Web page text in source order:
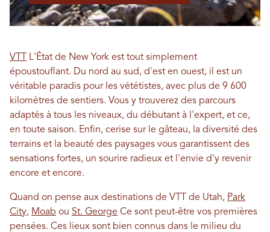
VTT
L'État de New York est tout simplement
époustouflant. Du nord au sud, d'est en ouest, il est un
véritable paradis pour les vététistes, avec plus de 9 600
kilomètres de sentiers. Vous y trouverez des parcours
adaptés à tous les niveaux, du débutant à l'expert, et ce,
en toute saison. Enfin, cerise sur le gâteau, la diversité des
terrains et la beauté des paysages vous garantissent des
sensations fortes, un sourire radieux et l'envie d'y revenir
encore et encore.
Quand on pense aux destinations de VTT de Utah, Park
City, Moab ou St. George Ce sont peut-être vos premières
pensées. Ces lieux sont bien connus dans le milieu du